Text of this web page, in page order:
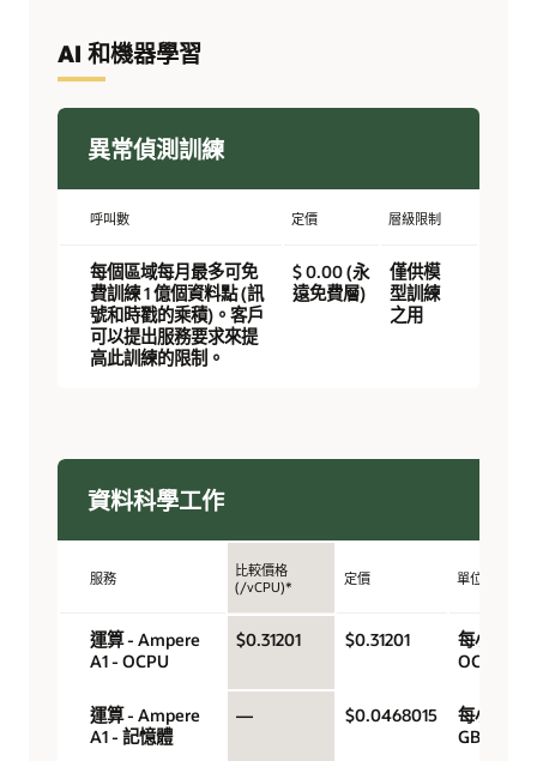
AI 和機器學習
異常偵測訓練
呼叫數 定價 層級限制
每個區域每月最多可免
費訓練 1 億個資料點 (訊
號和時戳的乘積)。客戶
可以提出服務要求來提
高此訓練的限制。
$ 0.00 (永
遠免費層)
僅供模
型訓練
之用
資料科學工作
服務
比較價格
(/vCPU)*
定價 單位
運算 - Ampere
A1 - OCPU
$0.31201 $0.31201
每小時
OCPU
運算 - Ampere
A1 - 記憶體
— $0.0468015
每小時
GB